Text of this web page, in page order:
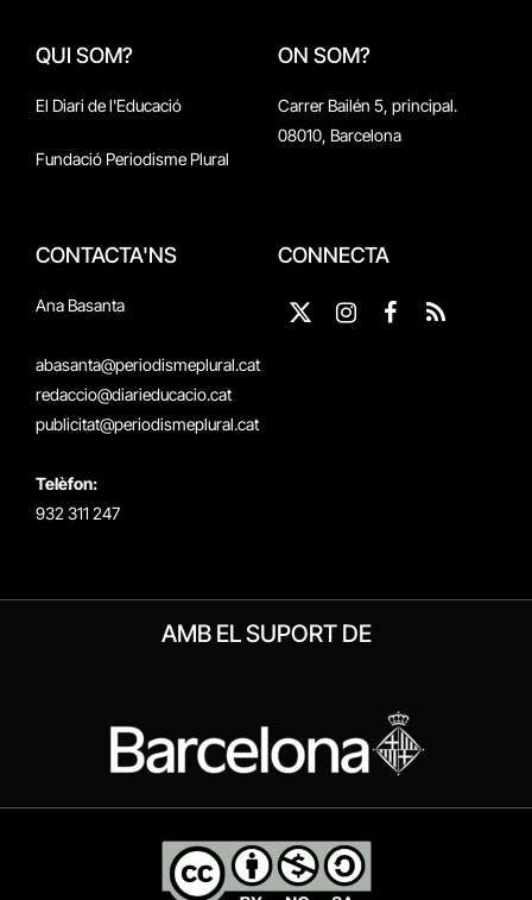
QUI SOM?
El Diari de l'Educació
Fundació Periodisme Plural
ON SOM?
Carrer Bailén 5, principal.
08010, Barcelona
CONTACTA'NS
Ana Basanta
abasanta@periodismeplural.cat
redaccio@diarieducacio.cat
publicitat@periodismeplural.cat
Telèfon:
932 311 247
CONNECTA
X
InstagramFacebook
RSS
AMB EL SUPORT DE